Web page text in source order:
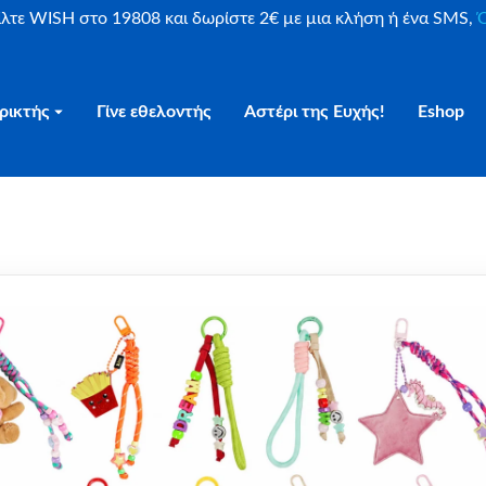
WISH στο 19808 και δωρίστε 2€ με μια κλήση ή ένα SMS,
Γίνε εθελοντής Αστέρι της Ευχής! Eshop